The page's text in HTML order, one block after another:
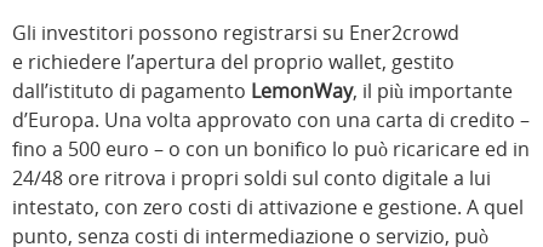
Gli investitori possono registrarsi su Ener2crowd
e richiedere l’apertura del proprio wallet, gestito
dall’istituto di pagamento LemonWay, il più importante
d’Europa. Una volta approvato con una carta di credito –
fino a 500 euro – o con un bonifico lo può ricaricare ed in
24/48 ore ritrova i propri soldi sul conto digitale a lui
intestato, con zero costi di attivazione e gestione. A quel
punto, senza costi di intermediazione o servizio, può